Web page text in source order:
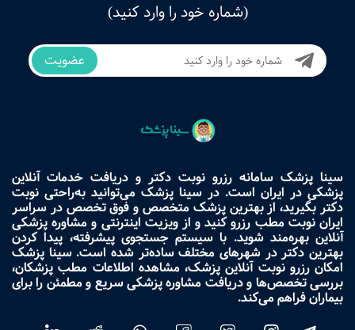
(شماره خود را وارد کنید)
عضویت
سینا پزشک سامانه رزرو نوبت دکتر و دریافت خدمات آنلاین
پزشکی در ایران است. در سینا پزشک می‌توانید به‌راحتی نوبت
دکتر بگیرید، از بهترین پزشک متخصص و فوق تخصص در سراسر
ایران نوبت مطب رزرو کنید و از ویزیت اینترنتی و مشاوره پزشکی
آنلاین بهره‌مند شوید. با سیستم جستجوی پیشرفته، پیدا کردن
بهترین دکتر در شهرهای مختلف ساده‌تر شده است. سینا پزشک
امکان رزرو نوبت آنلاین پزشک، مشاهده اطلاعات مطب پزشکان،
بررسی تخصص‌ها و دریافت مشاوره پزشکی سریع و مطمئن را برای
بیماران فراهم می‌کند.